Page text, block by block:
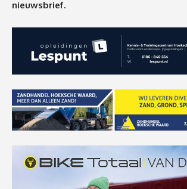
nieuwsbrief.